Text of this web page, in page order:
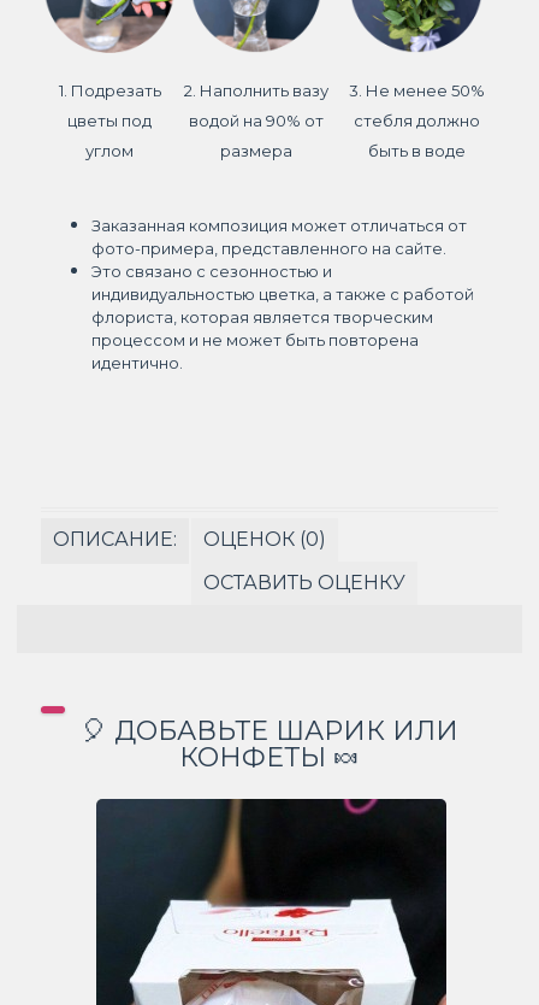
1. Подрезать
цветы под
углом
2. Наполнить вазу
водой на 90% от
размера
3. Не менее 50%
стебля должно
быть в воде
Заказанная композиция может отличаться от
фото-примера, представленного на сайте.
Это связано с сезонностью и
индивидуальностью цветка, а также с работой
флориста, которая является творческим
процессом и не может быть повторена
идентично.
ОПИСАНИЕ:
ОЦЕНОК (0)
ОСТАВИТЬ ОЦЕНКУ
🎈 ДОБАВЬТЕ ШАРИК ИЛИ
КОНФЕТЫ 🍬